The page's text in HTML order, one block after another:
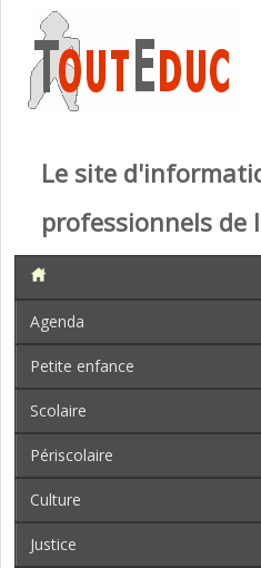
Le site
professionnels de
Agenda
Petite enfance
Scolaire
Périscolaire
Culture
Justice